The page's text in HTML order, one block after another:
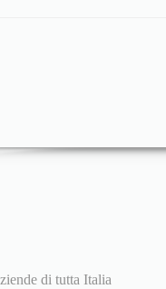
di tutta Italia